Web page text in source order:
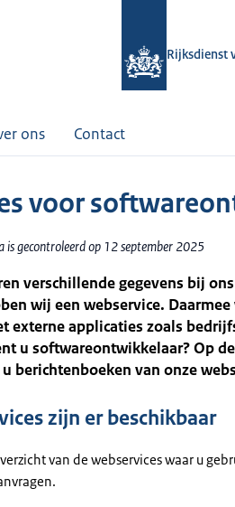
Rijksdienst
ons Contact
voor
is gecontroleerd op 12 september 2025
verschillende gegevens bij
wij een webservice.
externe applicaties zoals
u softwareontwikkelaar? Op
berichtenboeken van onze
zijn er beschikbaar
van de webservices waar u